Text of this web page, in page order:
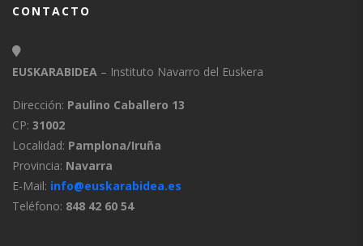
CONTACTO
EUSKARABIDEA – Instituto Navarro del Euskera
Dirección: Paulino Caballero 13
CP: 31002
Localidad: Pamplona/Iruña
Provincia: Navarra
E-Mail: info@euskarabidea.es
Teléfono: 848 42 60 54